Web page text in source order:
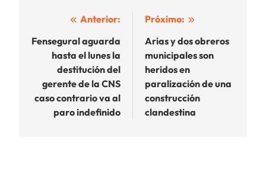
Navegación
de
entradas
Anterior:
Fensegural aguarda
hasta el lunes la
destitución del
gerente de la CNS
caso contrario va al
paro indefinido
Próximo:
Arias y dos obreros
municipales son
heridos en
paralización de una
construcción
clandestina